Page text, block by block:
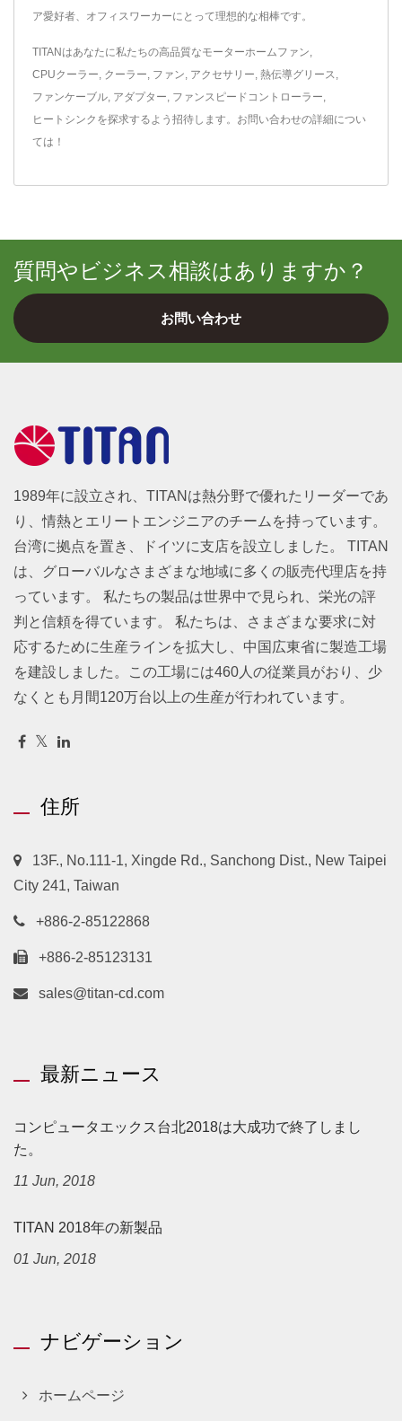
ア愛好者、オフィスワーカーにとって理想的な相棒です。
TITANはあなたに私たちの高品質なモーターホームファン
CPUクーラー クーラー ファン アクセサリー 熱伝導グリース
ファンケーブル アダプター ファンスピードコントローラー
ヒートシンク を探求するよう招待します。 お問い合わせの詳細につい
ては！
質問やビジネス相談はありますか？
お問い合わせ
1989年に設立され、TITANは熱分野で優れたリーダーであ
り、情熱とエリートエンジニアのチームを持っています。
台湾に拠点を置き、ドイツに支店を設立しました。 TITAN
は、グローバルなさまざまな地域に多くの販売代理店を持
っています。 私たちの製品は世界中で見られ、栄光の評
判と信頼を得ています。 私たちは、さまざまな要求に対
応するために生産ラインを拡大し、中国広東省に製造工場
を建設しました。この工場には460人の従業員がおり、少
なくとも月間120万台以上の生産が行われています。
住所
13F., No.111-1, Xingde Rd., Sanchong Dist., New Taipei
City 241, Taiwan
+886-2-85122868
+886-2-85123131
sales@titan-cd.com
最新ニュース
コンピュータエックス台北2018は大成功で終了しまし
た。
11 Jun, 2018
TITAN 2018年の新製品
01 Jun, 2018
ナビゲーション
ホームページ